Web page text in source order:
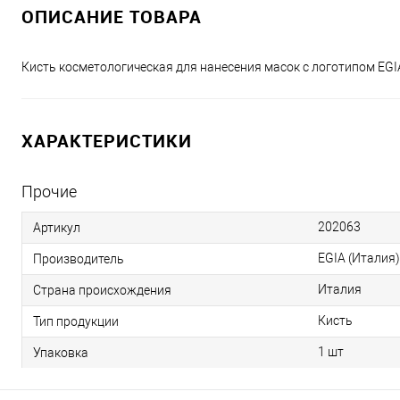
ОПИСАНИЕ ТОВАРА
Кисть косметологическая для нанесения масок с логотипом
ХАРАКТЕРИСТИКИ
Прочие
Артикул 202063
Производитель EGIA (Италия)
Страна происхождения Италия
Тип продукции Кисть
Упаковка 1 шт